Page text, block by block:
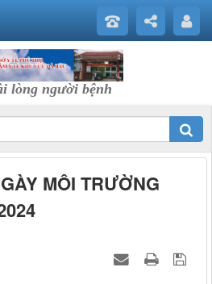
lòng người bệnh
MÔI TRƯỜNG